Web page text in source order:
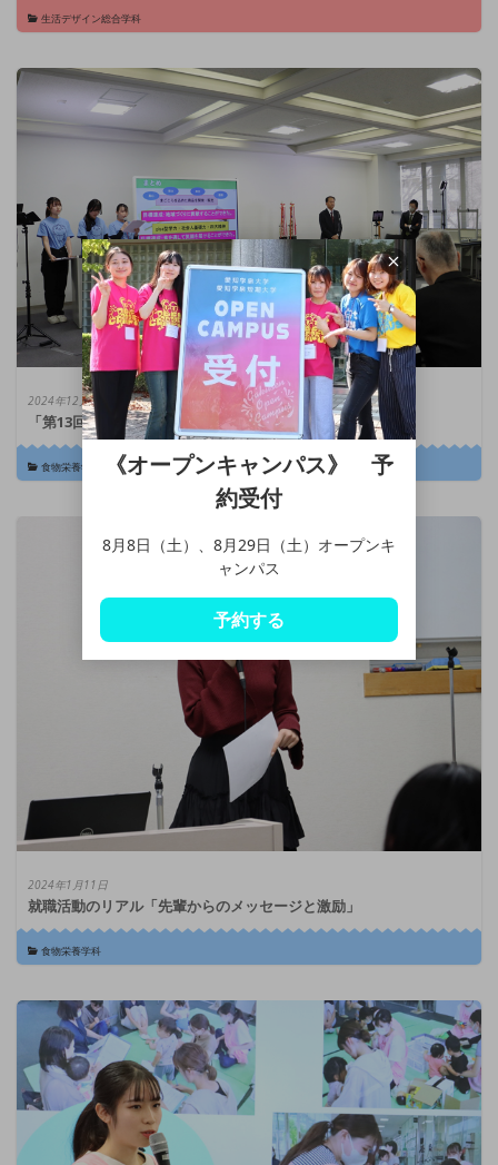
生活デザイン総合学科
2024年12月5日
「第13回 学びの泉グランプリ」開催【審査結果発表】
食物栄養学科 生活デザイン総合学科|幼児教育学科
2024年1月11日
就職活動のリアル「先輩からのメッセージと激励」
食物栄養学科
《オープンキャンパス》 予
約受付
8月8日（土）、8月29日（土）オープンキ
ャンパス
予約する